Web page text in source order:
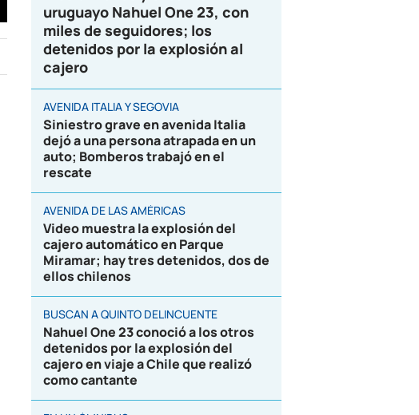
uruguayo Nahuel One 23, con
miles de seguidores; los
detenidos por la explosión al
cajero
AVENIDA ITALIA Y SEGOVIA
Siniestro grave en avenida Italia
dejó a una persona atrapada en un
auto; Bomberos trabajó en el
rescate
AVENIDA DE LAS AMÉRICAS
Video muestra la explosión del
cajero automático en Parque
Miramar; hay tres detenidos, dos de
ellos chilenos
BUSCAN A QUINTO DELINCUENTE
Nahuel One 23 conoció a los otros
detenidos por la explosión del
cajero en viaje a Chile que realizó
como cantante